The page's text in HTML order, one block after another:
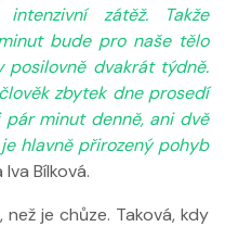
zátěž. Takže
bude pro naše tělo
posilovně dvakrát týdně.
zbytek dne prosedí
pár minut denně, ani dvě
hlavně přirozený pohyb
Bílková.
je chůze. Taková, kdy